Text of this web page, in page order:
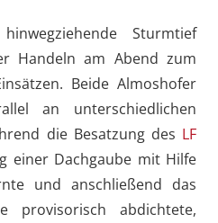
Sturmtief
Handeln am Abend zum
Beide Almoshofer
an unterschiedlichen
die Besatzung des LF
einer Dachgaube mit Hilfe
und anschließend das
provisorisch abdichtete,